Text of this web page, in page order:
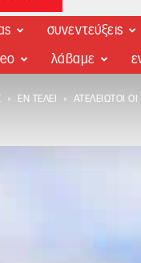
συνεντεύξεις
λάβαμε
ΕΝ ΤΈΛΕΙ ΑΤΈΛΕΙΩΤΟΙ